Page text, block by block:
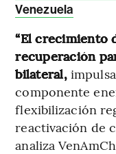
Venezuela
“El crecimiento
recuperación
bilateral,
componente
flexibilización
reactivación de
analiza